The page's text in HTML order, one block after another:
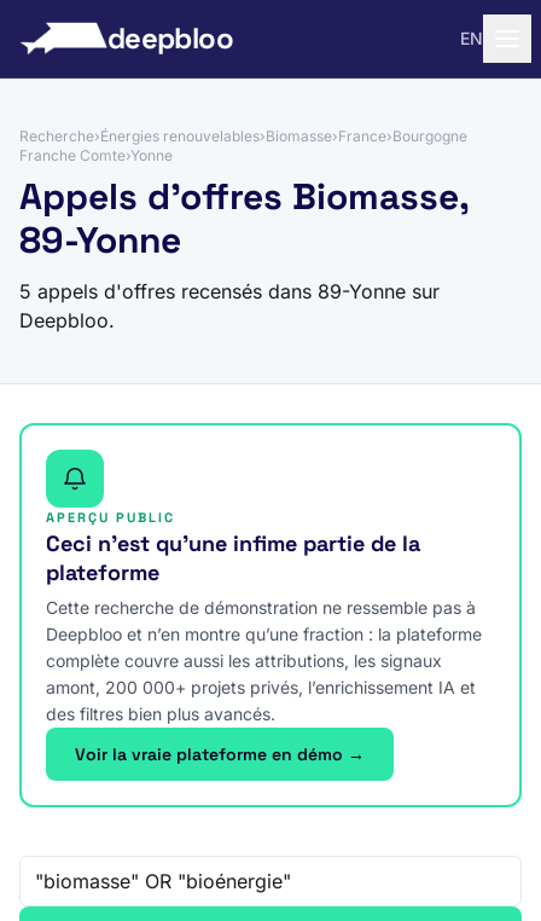
deepbloo EN
Recherche›Énergies renouvelables›Biomasse›France›Bourgogne
Franche Comte›Yonne
Appels d'offres Biomasse,
89-Yonne
5 appels d'offres recensés dans 89-Yonne sur
Deepbloo.
APERÇU PUBLIC
Ceci n’est qu’une infime partie de la
plateforme
Cette recherche de démonstration ne ressemble pas à
Deepbloo et n’en montre qu’une fraction : la plateforme
complète couvre aussi les attributions, les signaux
amont, 200 000+ projets privés, l’enrichissement IA et
des filtres bien plus avancés.
Voir la vraie plateforme en démo →
Recherche libre